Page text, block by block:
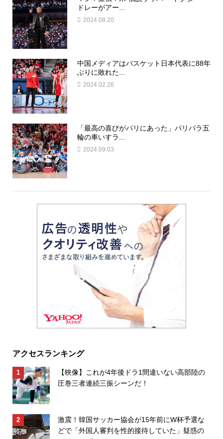
ドレーがアー...
2024.08.20
中国メディアはバスケット日本代表に88年
ぶりに敗れた...
2024.02.26
「最高の喜びがパリにあった」パリパラ五
輪の車いすラ...
2024.09.03
アクセスランキング
【映像】これが4年後ドラ1間違いない高部陸の
圧巻三者連続三振シーンだ！
激震！韓国サッカー協会が15年前にW杯予選な
どで「外国人審判を性的接待していた」疑惑の